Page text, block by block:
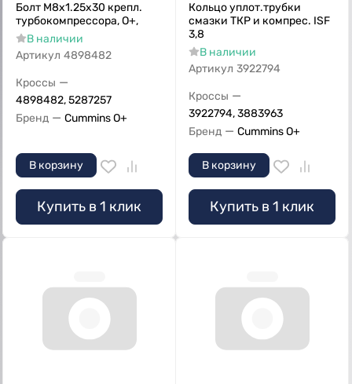
Болт M8x1.25x30 крепл.
турбокомпрессора, О+,
В наличии
Артикул 4898482
Кроссы —
4898482, 5287257
Бренд — Cummins O+
В корзину
Купить в 1 клик
Кольцо уплот.трубки
смазки ТКР и компрес. ISF
3,8
В наличии
Артикул 3922794
Кроссы —
3922794, 3883963
Бренд — Cummins O+
В корзину
Купить в 1 клик